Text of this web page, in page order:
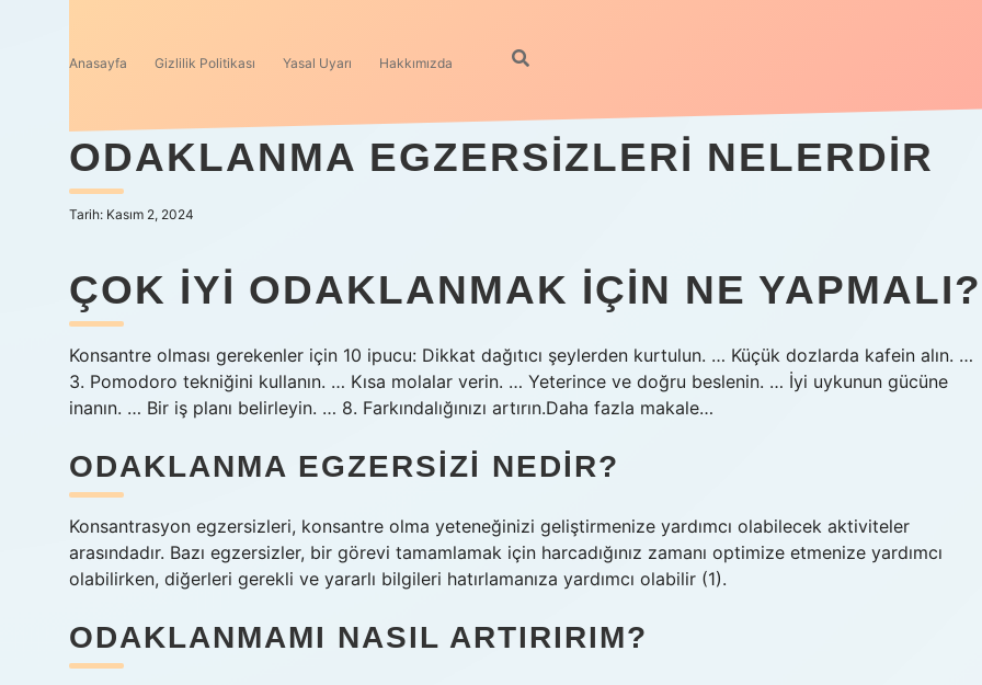
Anasayfa Gizlilik Politikası Yasal Uyarı Hakkımızda
ODAKLANMA EGZERSIZLERI NELERDIR
Tarih: Kasım 2, 2024
ÇOK IYI ODAKLANMAK IÇIN NE YAPMALI?
Konsantre olması gerekenler için 10 ipucu: Dikkat dağıtıcı şeylerden kurtulun. … Küçük dozlarda kafein alın. …
3. Pomodoro tekniğini kullanın. … Kısa molalar verin. … Yeterince ve doğru beslenin. … İyi uykunun gücüne
inanın. … Bir iş planı belirleyin. … 8. Farkındalığınızı artırın.Daha fazla makale…
ODAKLANMA EGZERSIZI NEDIR?
Konsantrasyon egzersizleri, konsantre olma yeteneğinizi geliştirmenize yardımcı olabilecek aktiviteler
arasındadır. Bazı egzersizler, bir görevi tamamlamak için harcadığınız zamanı optimize etmenize yardımcı
olabilirken, diğerleri gerekli ve yararlı bilgileri hatırlamanıza yardımcı olabilir (1).
ODAKLANMAMI NASIL ARTIRIRIM?